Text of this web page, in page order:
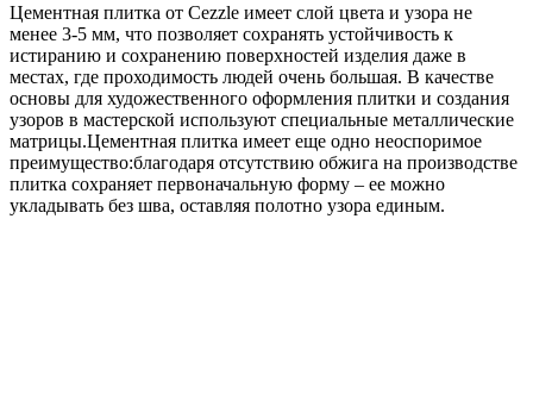
Цементная плитка от Cezzle имеет слой цвета и узора не
менее 3-5 мм, что позволяет сохранять устойчивость к
истиранию и сохранению поверхностей изделия даже в
местах, где проходимость людей очень большая. В качестве
основы для художественного оформления плитки и создания
узоров в мастерской используют специальные металлические
матрицы.Цементная плитка имеет еще одно неоспоримое
преимущество:благодаря отсутствию обжига на производстве
плитка сохраняет первоначальную форму – ее можно
укладывать без шва, оставляя полотно узора единым.